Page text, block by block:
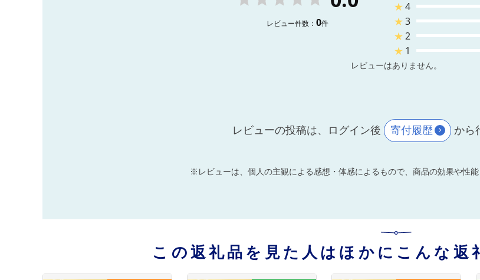
レビュー件数： 0件
★4
★3
★2
★ 1
レビューはありません。
レビューの投稿は、ログイン後 寄付履歴 から
※レビューは、個人の主観による感想・体感によるもので、商品の効果や性能
この返礼品を見た人はほかにこんな返